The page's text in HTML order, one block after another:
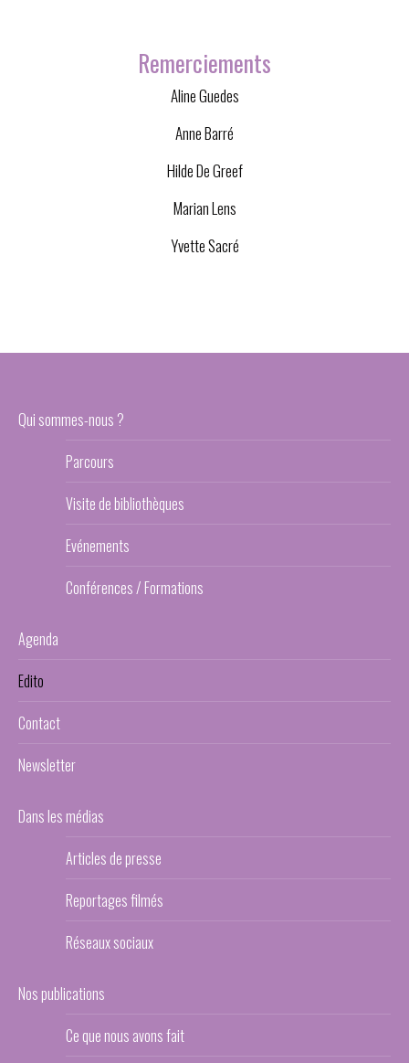
Remerciements
Aline Guedes
Anne Barré
Hilde De Greef
Marian Lens
Yvette Sacré
Qui sommes-nous ?
Parcours
Visite de bibliothèques
Evénements
Conférences / Formations
Agenda
Edito
Contact
Newsletter
Dans les médias
Articles de presse
Reportages filmés
Réseaux sociaux
Nos publications
Ce que nous avons fait